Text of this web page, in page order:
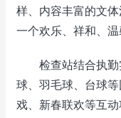
样、内容丰富的文
一个欢乐、祥和、温
检查站结合执勤
球、羽毛球、台球
戏、新春联欢等互